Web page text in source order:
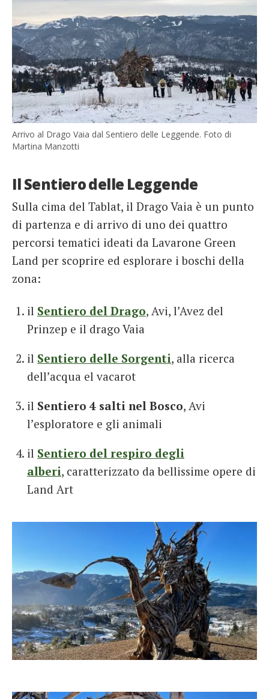
Arrivo al Drago Vaia dal Sentiero delle Leggende. Foto di
Martina Manzotti
Il Sentiero delle Leggende
Sulla cima del Tablat, il Drago Vaia è un punto
di partenza e di arrivo di uno dei quattro
percorsi tematici ideati da Lavarone Green
Land per scoprire ed esplorare i boschi della
zona:
il Sentiero del Drago, Avi, l’Avez del
Prinzep e il drago Vaia
il Sentiero delle Sorgenti, alla ricerca
dell’acqua el vacarot
il Sentiero 4 salti nel Bosco, Avi
l’esploratore e gli animali
il Sentiero del respiro degli
alberi, caratterizzato da bellissime opere di
Land Art